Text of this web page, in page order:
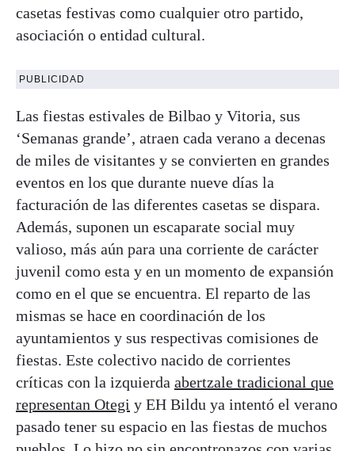
casetas festivas como cualquier otro partido,
asociación o entidad cultural.
PUBLICIDAD
Las fiestas estivales de Bilbao y Vitoria, sus
‘Semanas grande’, atraen cada verano a decenas
de miles de visitantes y se convierten en grandes
eventos en los que durante nueve días la
facturación de las diferentes casetas se dispara.
Además, suponen un escaparate social muy
valioso, más aún para una corriente de carácter
juvenil como esta y en un momento de expansión
como en el que se encuentra. El reparto de las
mismas se hace en coordinación de los
ayuntamientos y sus respectivas comisiones de
fiestas. Este colectivo nacido de corrientes
críticas con la izquierda abertzale tradicional que
representan Otegi y EH Bildu ya intentó el verano
pasado tener su espacio en las fiestas de muchos